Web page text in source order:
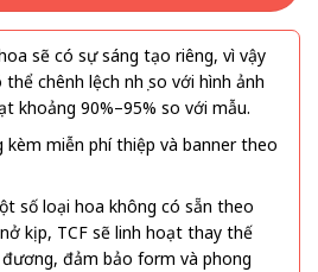
sẽ có sự sáng tạo riêng, vì vậy
chênh lệch nhẹ so với hình ảnh
khoảng 90%–95% so với mẫu.
kèm miễn phí thiệp và banner theo
số loại hoa không có sẵn theo
kịp, TCF sẽ linh hoạt thay thế
đảm bảo form và phong